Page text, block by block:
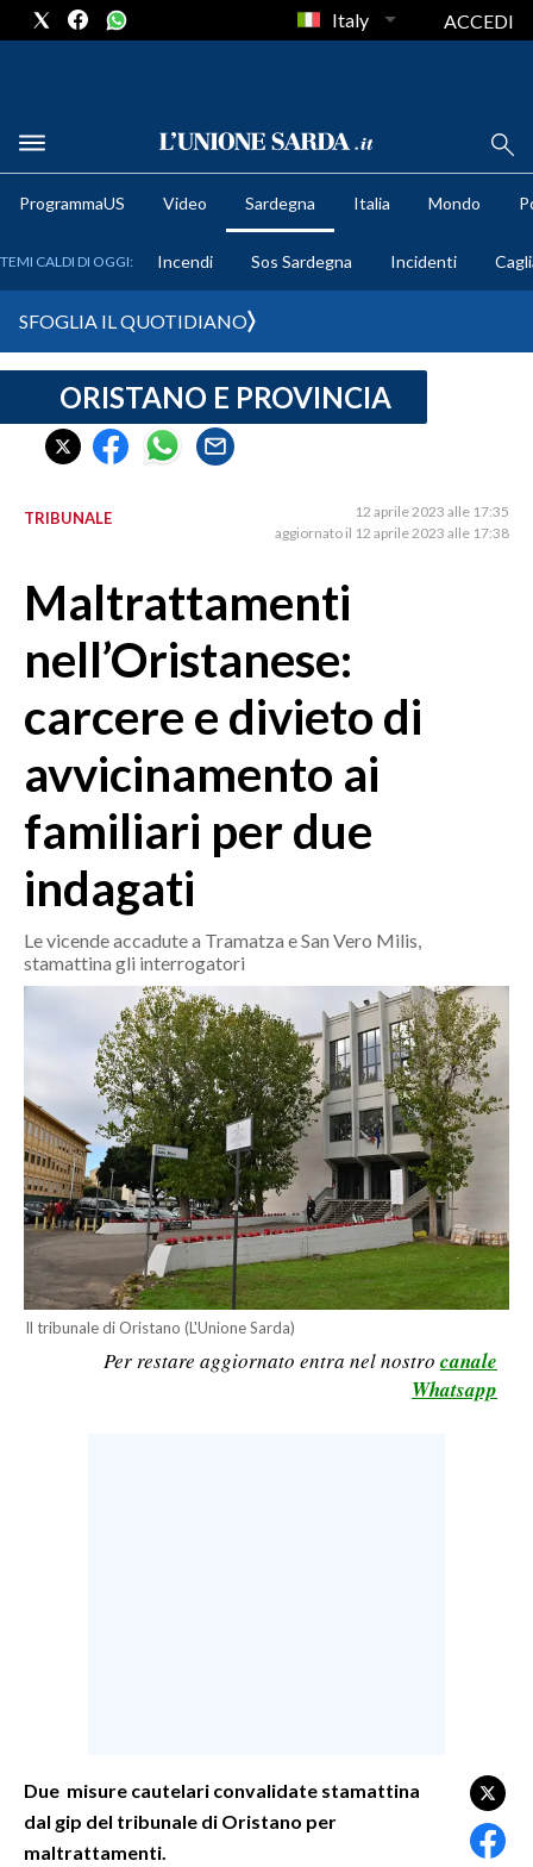
METEO
CRONACA SARDEGNA
CAGLIARI
SULCIS IGLESIENTE
SASSARI E PROVINCIA
GALLURA
OGLIASTRA
CRONACA
ITALIA
MONDO
POLITICA
SERVIZI ALLE IMPRESE
LAVORO
BANDI
SPORT IN SARDEGNA
SPORT
RISULTATI E CLASSIFICHE
CALCIO
CALCIO REGIONALE
SARDEGNA TURISMO
Italy ACCEDI
ProgrammaUS Video Sardegna Italia Mondo
TEMI CALDI DI OGGI: Incendi Sos Sardegna Incidenti
SFOGLIA IL QUOTIDIANO
ORISTANO E PROVINCIA
TRIBUNALE
12 aprile 2023 alle 17:35
aggiornato il 12 aprile 2023 alle 17:38
Maltrattamenti
nell’Oristanese:
carcere e divieto di
avvicinamento ai
familiari per due
indagati
Le vicende accadute a Tramatza e San Vero Milis,
stamattina gli interrogatori
Il tribunale di Oristano (L'Unione Sarda)
Per restare aggiornato entra nel nostro canale
Whatsapp
Due misure cautelari convalidate stamattina
dal gip del tribunale di Oristano per
maltrattamenti.